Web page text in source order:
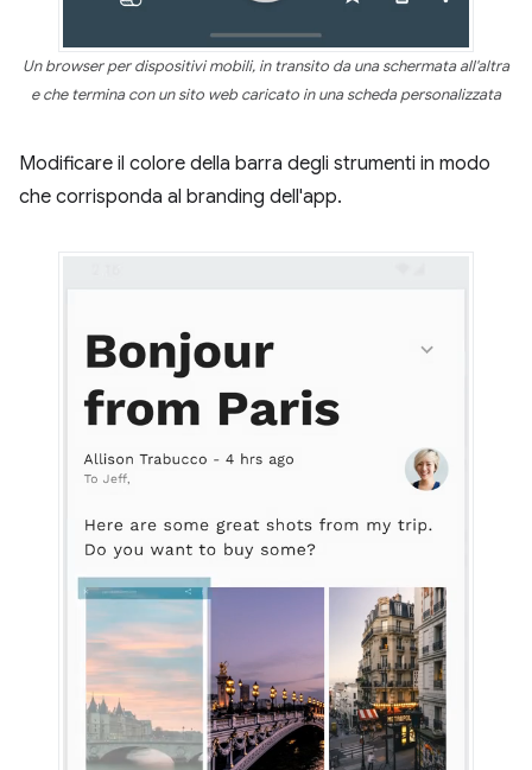
Un browser per dispositivi mobili, in transito da una schermata all'altra
e che termina con un sito web caricato in una scheda personalizzata
Modificare il colore della barra degli strumenti in modo
che corrisponda al branding dell'app.